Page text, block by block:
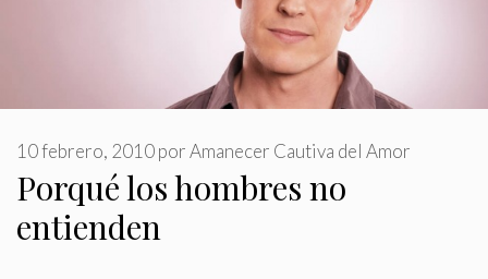
Porqué los hombres no
entienden
10 febrero, 2010porAmanecer Cautiva del Amor